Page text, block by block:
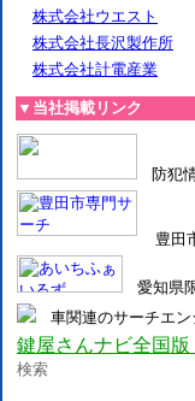
株式会社ウエスト
株式会社長沢製作所
株式会社計電産業
▼当社掲載リンク
防犯
豊田
愛知県
車関連のサーチエ
鍵屋さんナビ全国版
検索
できる。カ